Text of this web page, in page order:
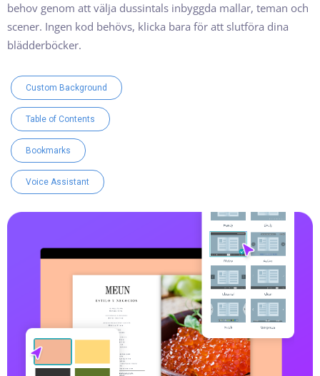
behov genom att välja dussintals inbyggda mallar, teman och
scener. Ingen kod behövs, klicka bara för att slutföra dina
blädderböcker.
Custom Background
Table of Contents
Bookmarks
Voice Assistant